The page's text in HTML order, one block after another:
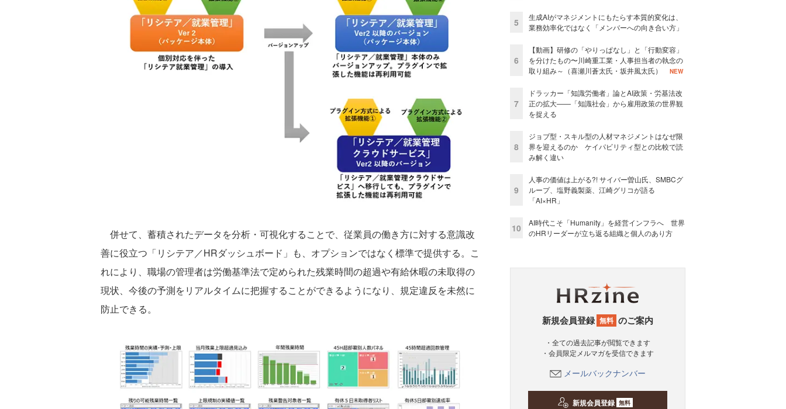
併せて、蓄積されたデータを分析・可視化することで、従業員の働き方に対する意識改
善に役立つ「リシテア／HRダッシュボード」も、オプションではなく標準で提供する。こ
れにより、職場の管理者は労働基準法で定められた残業時間の超過や有給休暇の未取得の
現状、今後の予測をリアルタイムに把握することができるようになり、規定違反を未然に
防止できる。
5
生成AIがマネジメントにもたらす本質的変化は、
業務効率化ではなく「メンバーへの向き合い方」
6
【動画】研修の「やりっぱなし」と「行動変容」
を分けたもの〜川崎重工業・人事担当者の執念の
取り組み～（喜瀬川蒼太氏・坂井風太氏）
NEW
7
ドラッカー「知識労働者」論とAI政策・労基法改
正の拡大——「知識社会」から雇用政策の世界観
を捉える
8
ジョブ型・スキル型の人材マネジメントはなぜ限
界を迎えるのか ケイパビリティ型との比較で読
み解く違い
9
人事の価値は上がる?! サイバー曽山氏、SMBCグ
ループ、塩野義製薬、江崎グリコが語る
「AI×HR」
10
AI時代こそ「Humanity」を経営インフラへ 世界
のHRリーダーが立ち返る組織と個人のあり方
新規会員登録 無料 のご案内
・全ての過去記事が閲覧できます
・会員限定メルマガを受信できます
メールバックナンバー
新規会員登録 無料